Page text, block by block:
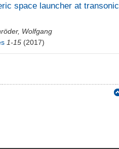
space launcher at transonic
Wolfgang
1-15 (2017)